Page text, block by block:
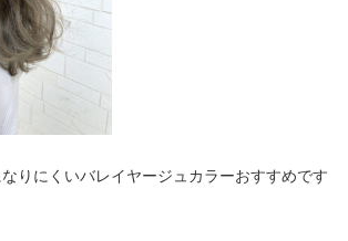
りにくいバレイヤージュカラーおすすめです